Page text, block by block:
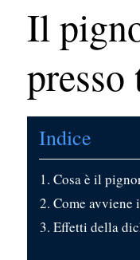
Search
for:
Il
presso
Indice
Cosa è il
Come avviene
Effetti della